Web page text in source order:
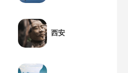
西安